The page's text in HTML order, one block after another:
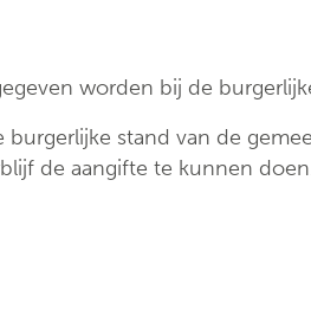
worden bij de
stand van de
de aangifte te kunnen